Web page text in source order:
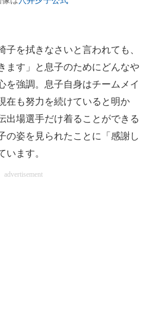
を拭きなさいと言われても、
ます」と息子のためにどんなや
を強調。息子自身はチームメイ
在も努力を続けていると明か
出場選手だけ着ることができる
の姿を見られたことに「感謝し
います。
advertisement